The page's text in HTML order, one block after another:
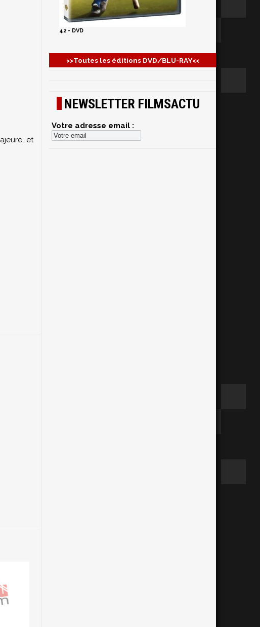
et
42 - DVD
>>Toutes les éditions DVD/BLU-RAY<<
NEWSLETTER FILMSACTU
Votre adresse email :